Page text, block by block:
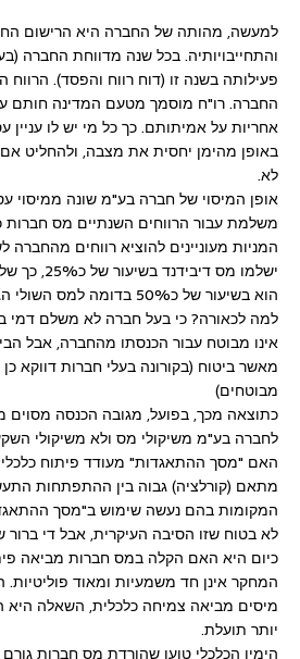
למעשה, מהותה של החברה היא הרישום
והתחייבויותיה. בכל שנה מדווחת החברה
פעילותה בשנה זו (דוח רווח והפסד). הרווח
החברה. רו"ח מוסמך מטעם המדינה חותם
אחריות על אמיתותם. כך כל מי יש לו
באופן מהימן יחסית את מצבה, ולהחליט
לא.
אופן המיסוי של חברה בע"מ שונה ממיסוי
המניות מעוניינים להוציא רווחים
ישלמו מס
הוא בשיעור של כ50% בדומה למס השולי הגבוה ביותר לשכיר ועצמאי.
למה לכאורה? כי בעל חברה לא משלם דמי
אינו מבוטח עבור הכנסתו מהחברה, אבל
מאשר ביטוח (בקורונה בעלי חברות דווקא כן
מבוטחים)
כתוצאה מכך, בפועל, מגובה הכנסה
לחברה בע"מ משיקולי מס ולא משיקולי
האם "מסך ההתאגדות" מעודד פיתוח
מתאם (קורלציה) גבוה בין ההתפתחות
המקומות בהם נעשה שימוש ב"מסך
לא בטוח שזו הסיבה העיקרית, אבל די
כיום היא האם הקלה במס חברות מביאה
המחקר אינן חד משמעיות ומאוד
מיסים מביאה צמיחה כלכלית, השאלה היא
יותר תועלת.
הימין הכלכלי טוען שהורדת מס חברות גורם